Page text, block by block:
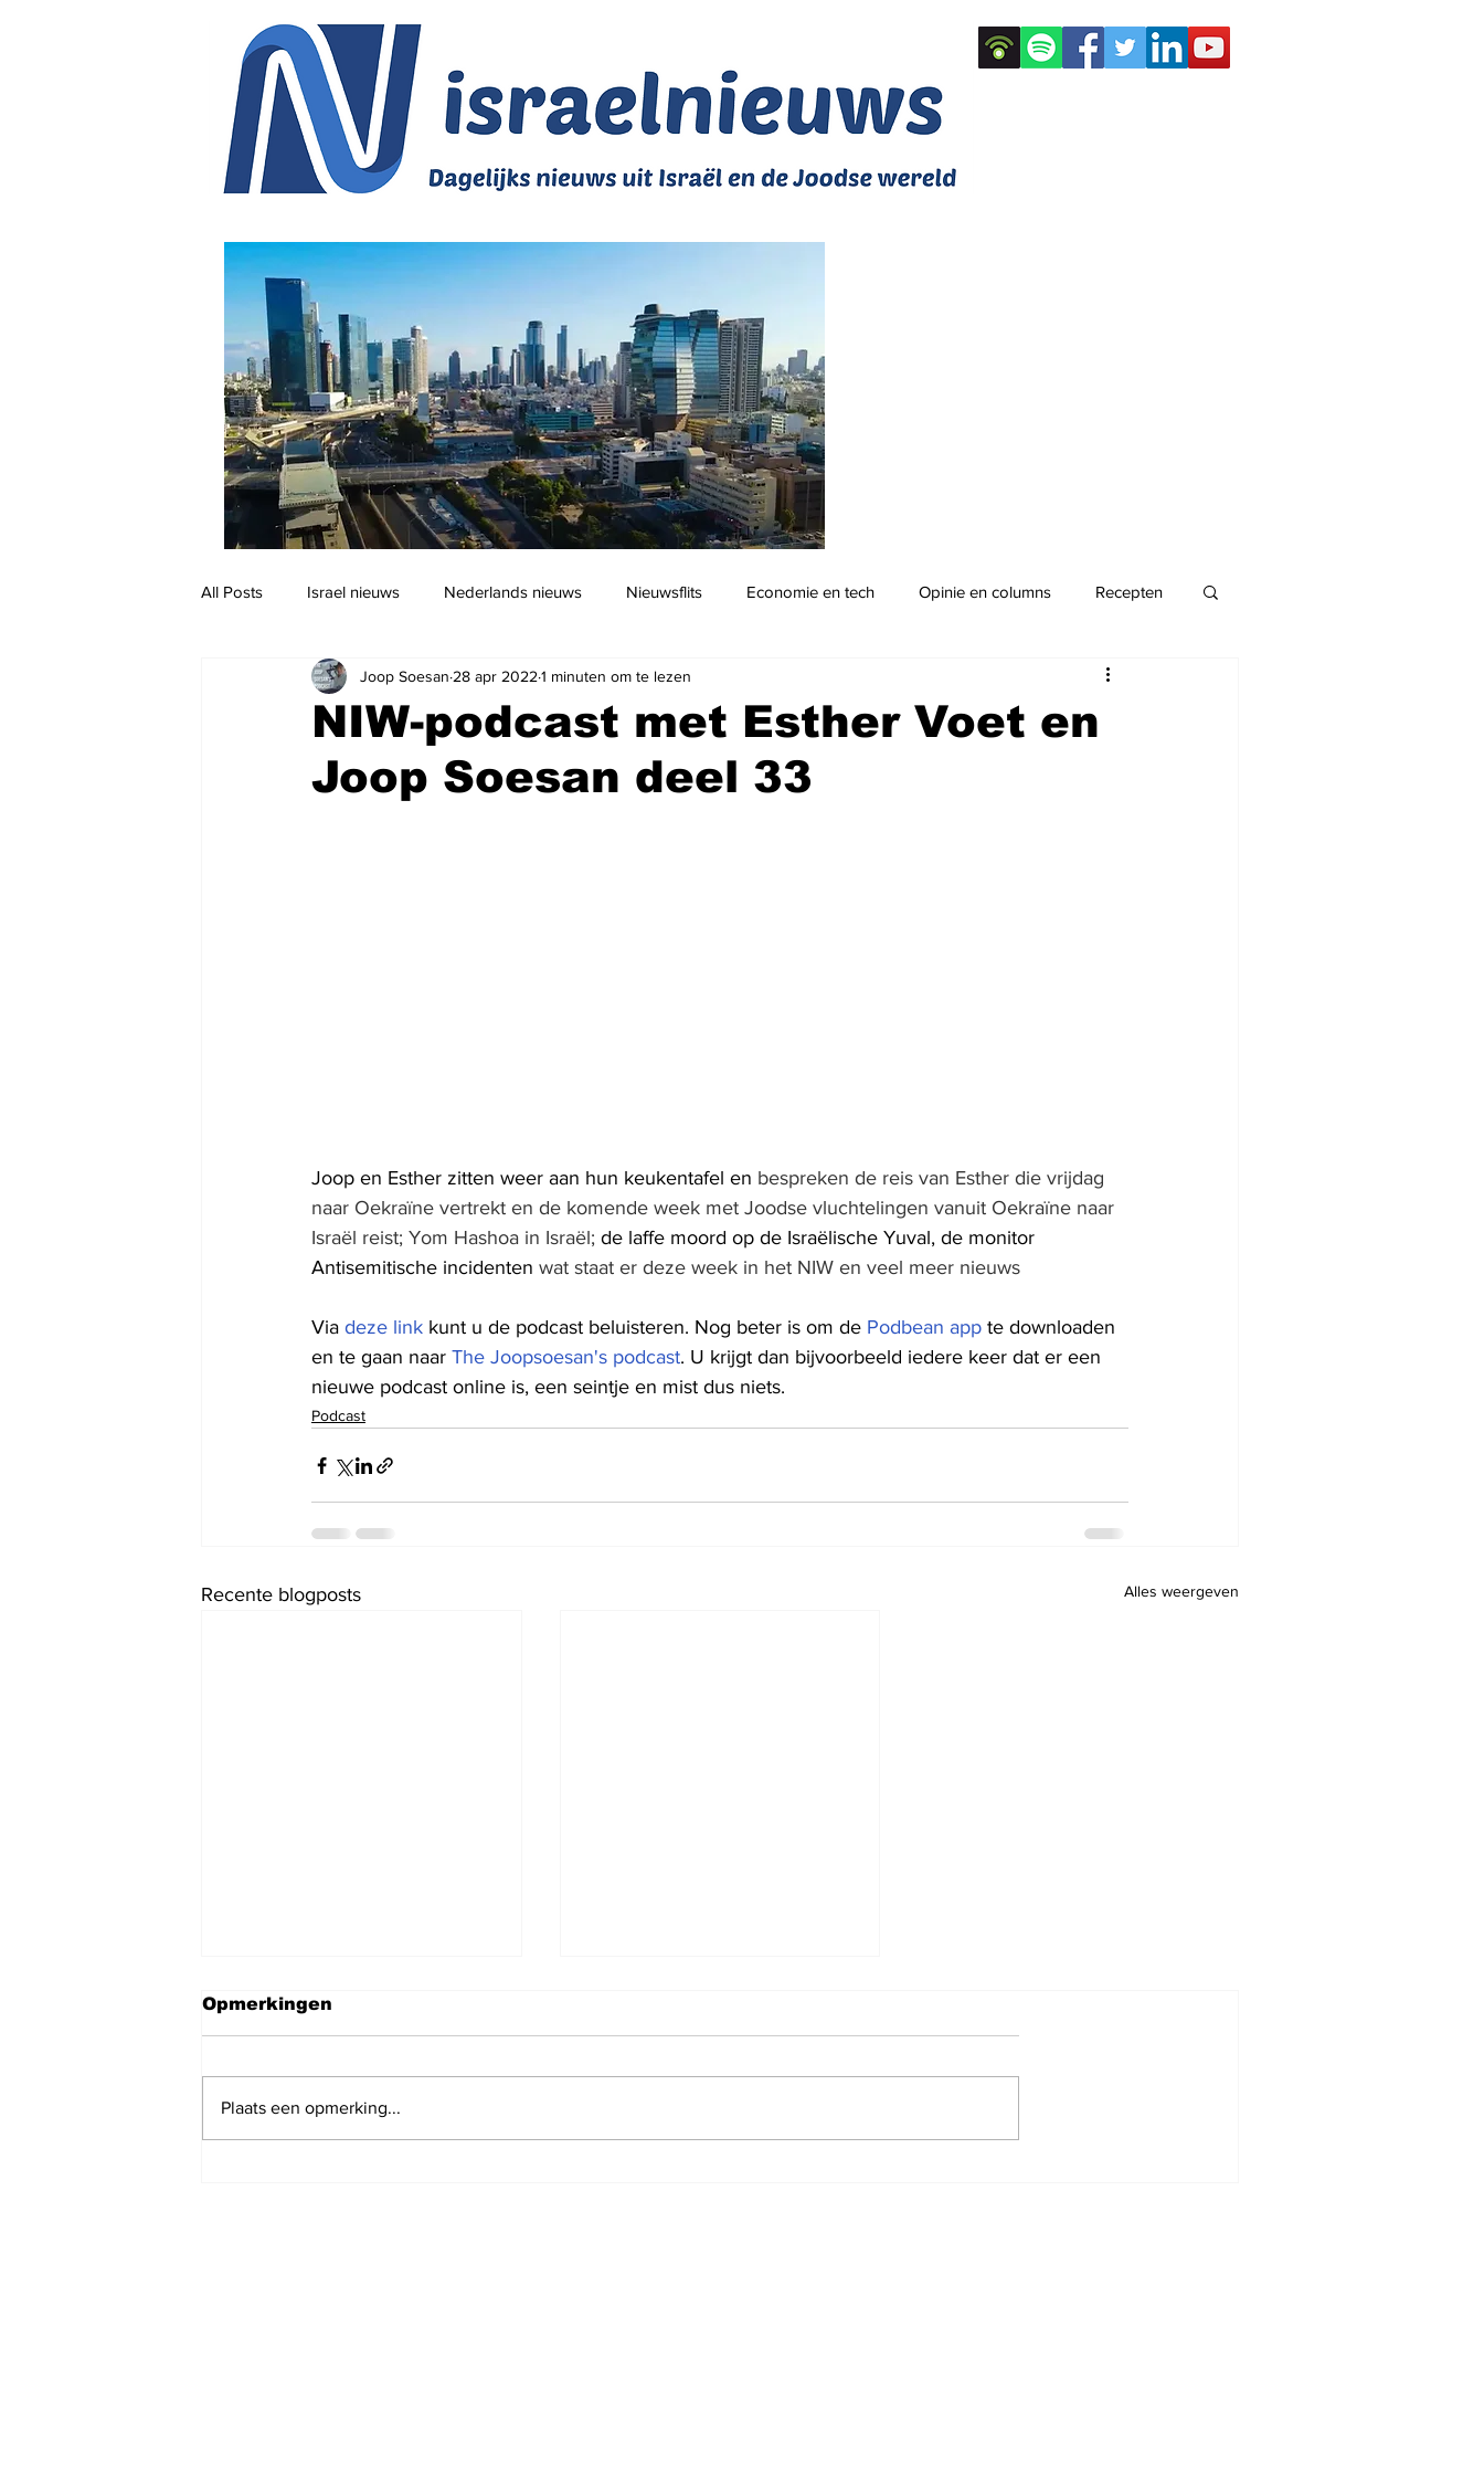
All Posts Israel nieuws Nederlands nieuws Nieuwsflits Economie en tech Opinie en columns Recepten
Jodendom en cultuur Podcast
NIW-podcast met Esther Voet en
Joop Soesan deel 33
Joop Soesan 28 apr 2022 1 minuten om te lezen
Joop en Esther zitten weer aan hun keukentafel en bespreken de reis van Esther die vrijdag
naar Oekraïne vertrekt en de komende week met Joodse vluchtelingen vanuit Oekraïne naar
Israël reist; Yom Hashoa in Israël; de laffe moord op de Israëlische Yuval, de monitor
Antisemitische incidenten wat staat er deze week in het NIW en veel meer nieuws
Via deze link kunt u de podcast beluisteren. Nog beter is om de Podbean app te downloaden
en te gaan naar The Joopsoesan's podcast. U krijgt dan bijvoorbeeld iedere keer dat er een
nieuwe podcast online is, een seintje en mist dus niets.
Podcast
Recente blogposts Alles weergeven
Opmerkingen
Plaats een opmerking...